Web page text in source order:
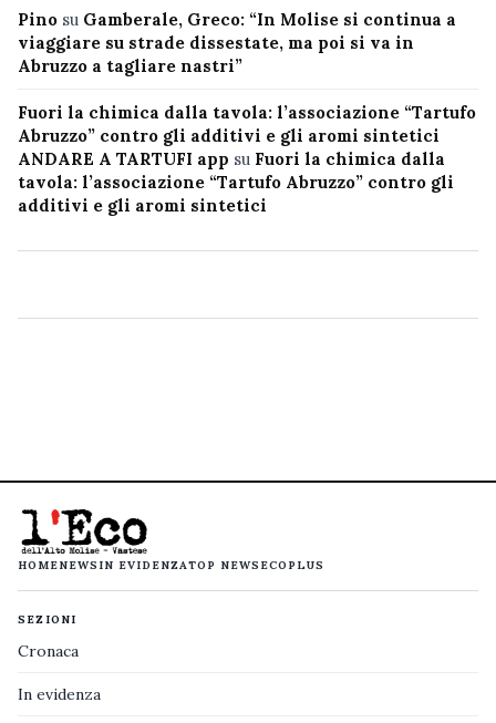
Pino su Gamberale, Greco: “In Molise si continua a
viaggiare su strade dissestate, ma poi si va in
Abruzzo a tagliare nastri”
Fuori la chimica dalla tavola: l’associazione “Tartufo
Abruzzo” contro gli additivi e gli aromi sintetici
ANDARE A TARTUFI app su Fuori la chimica dalla
tavola: l’associazione “Tartufo Abruzzo” contro gli
additivi e gli aromi sintetici
HOMENEWS IN EVIDENZATOP NEWS ECOPLUS
SEZIONI
Cronaca
In evidenza